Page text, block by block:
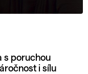
s poruchou
i sílu